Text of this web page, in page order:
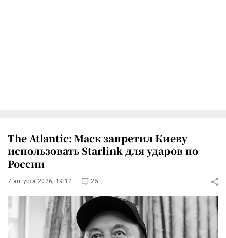
The Atlantic: Маск запретил Киеву
использовать Starlink для ударов по
России
7 августа 2026, 19:12 25